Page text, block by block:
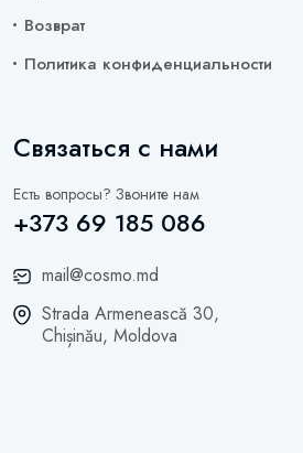
Возврат
Политика конфиденциальности
Связаться с нами
Есть вопросы? Звоните нам
+373 69 185 086
mail@cosmo.md
Strada Armenească 30,
Chișinău, Moldova